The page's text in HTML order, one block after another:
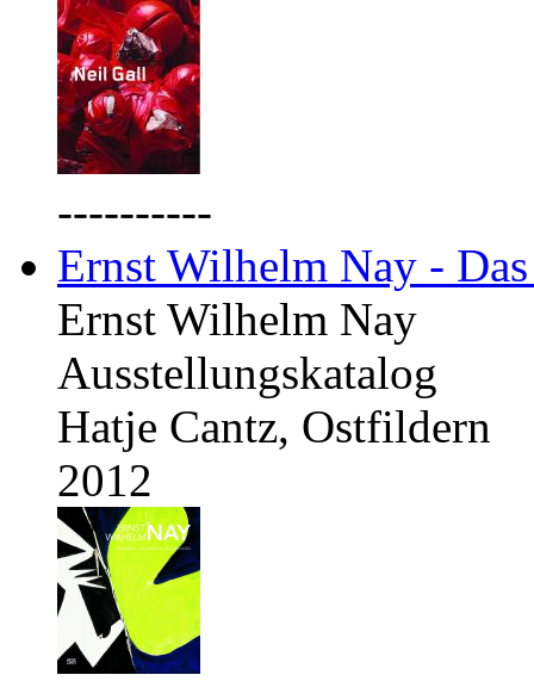
----------
Ernst Wilhelm Nay -
Ernst Wilhelm Nay
Ausstellungskatalog
Hatje Cantz, Ostfildern
2012